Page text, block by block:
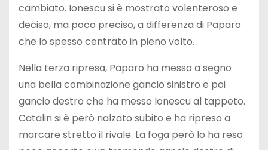
cambiato. Ionescu si è mostrato volenteroso e
deciso, ma poco preciso, a differenza di Paparo
che lo spesso centrato in pieno volto.
Nella terza ripresa, Paparo ha messo a segno
una bella combinazione gancio sinistro e poi
gancio destro che ha messo Ionescu al tappeto.
Catalin si è però rialzato subito e ha ripreso a
marcare stretto il rivale. La foga però lo ha reso